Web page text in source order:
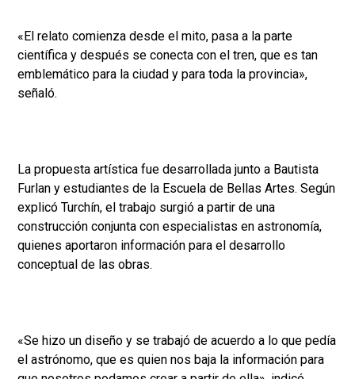
«El relato comienza desde el mito, pasa a la parte
científica y después se conecta con el tren, que es tan
emblemático para la ciudad y para toda la provincia»,
señaló.
La propuesta artística fue desarrollada junto a Bautista
Furlan y estudiantes de la Escuela de Bellas Artes. Según
explicó Turchín, el trabajo surgió a partir de una
construcción conjunta con especialistas en astronomía,
quienes aportaron información para el desarrollo
conceptual de las obras.
«Se hizo un diseño y se trabajó de acuerdo a lo que pedía
el astrónomo, que es quien nos baja la información para